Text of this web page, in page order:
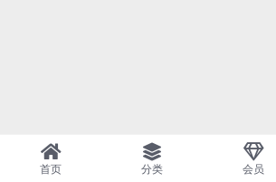
首页 分类 会员